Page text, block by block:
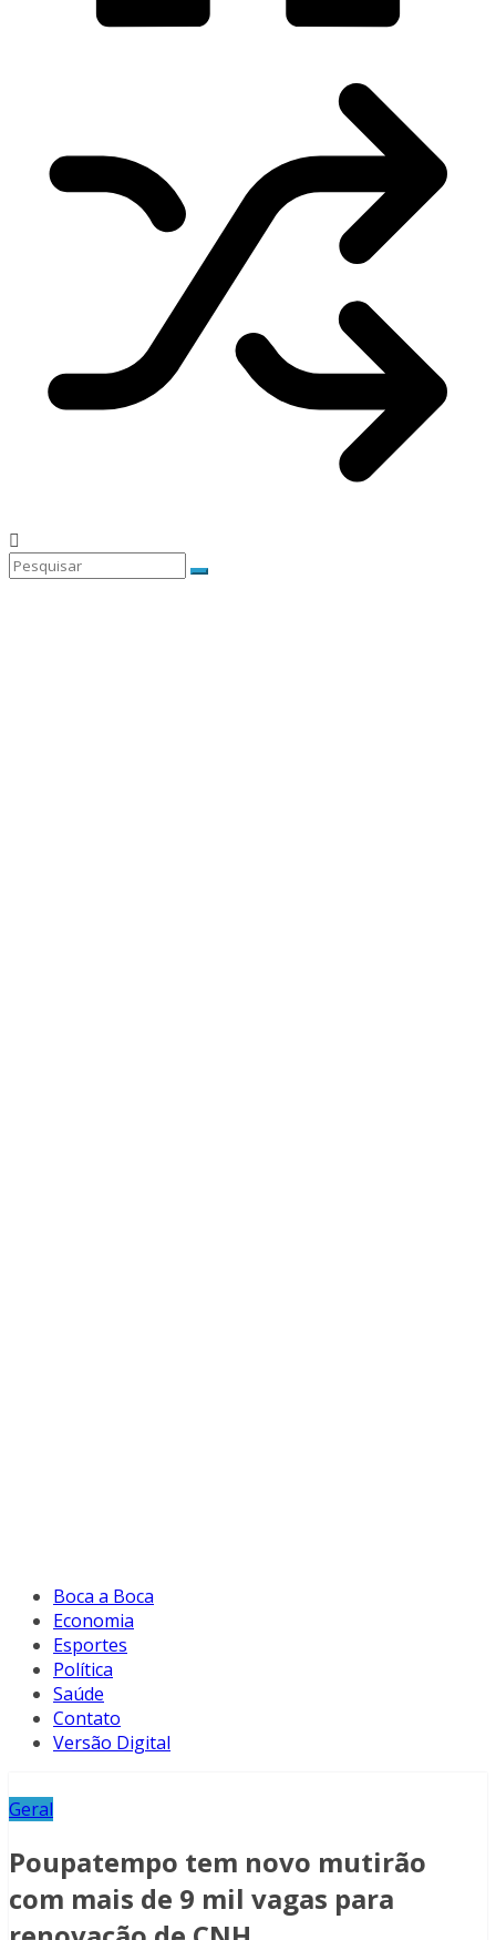
Boca a Boca
Economia
Esportes
Política
Saúde
Contato
Versão Digital
Geral
Poupatempo tem novo mutirão
com mais de 9 mil vagas para